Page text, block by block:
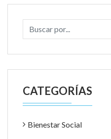
CATEGORÍAS
Bienestar Social